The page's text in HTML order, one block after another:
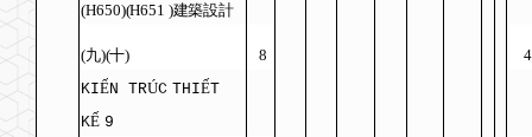
(H650)(H651 )建築設計
(九)(十) 8
4
KIẾN TRÚC THIẾT
KẾ 9